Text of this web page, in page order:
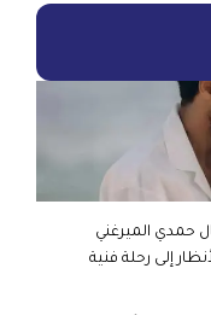
حمدي الميرغني
إلى رحلة فنية